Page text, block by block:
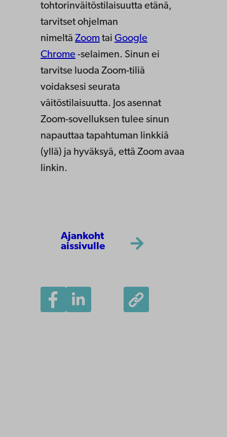
tohtorinväitöstilaisuutta etänä,
tarvitset ohjelman
nimeltä Zoom tai Google
Chrome -selaimen. Sinun ei
tarvitse luoda Zoom-tiliä
voidaksesi seurata
väitöstilaisuutta. Jos asennat
Zoom-sovelluksen tulee sinun
napauttaa tapahtuman linkkiä
(yllä) ja hyväksyä, että Zoom avaa
linkin.
Ajankoht
aissivulle